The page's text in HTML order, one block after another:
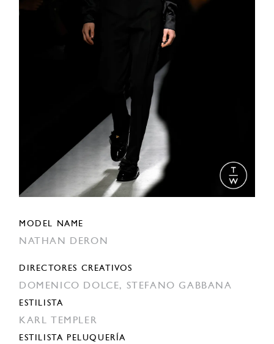
MODEL NAME
NATHAN DERON
DIRECTORES CREATIVOS
DOMENICO DOLCE, STEFANO GABBANA
ESTILISTA
KARL TEMPLER
ESTILISTA PELUQUERÍA